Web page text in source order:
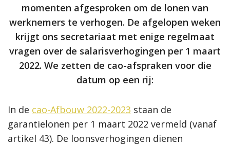
momenten afgesproken om de lonen van
werknemers te verhogen. De afgelopen weken
krijgt ons secretariaat met enige regelmaat
vragen over de salarisverhogingen per 1 maart
2022. We zetten de cao-afspraken voor die
datum op een rij:
In de cao-Afbouw 2022-2023 staan de
garantielonen per 1 maart 2022 vermeld (vanaf
artikel 43). De loonsverhogingen dienen